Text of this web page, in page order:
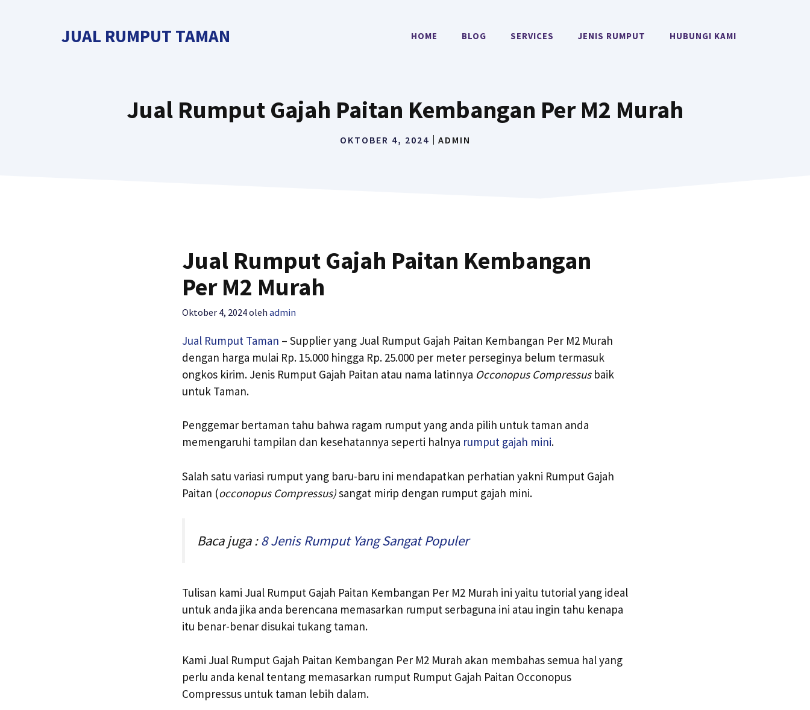
JUAL RUMPUT TAMAN HOME BLOG SERVICES JENIS RUMPUT HUBUNGI KAMI
Jual Rumput Gajah Paitan Kembangan Per M2 Murah
OKTOBER 4, 2024 ADMIN
Jual Rumput Gajah Paitan Kembangan
Per M2 Murah
Oktober 4, 2024oleh admin
Jual Rumput Taman – Supplier yang Jual Rumput Gajah Paitan Kembangan Per M2 Murah
dengan harga mulai Rp. 15.000 hingga Rp. 25.000 per meter perseginya belum termasuk
ongkos kirim. Jenis Rumput Gajah Paitan atau nama latinnya Occonopus Compressusbaik
untuk Taman.
Penggemar bertaman tahu bahwa ragam rumput yang anda pilih untuk taman anda
memengaruhi tampilan dan kesehatannya seperti halnya rumput gajah mini.
Salah satu variasi rumput yang baru-baru ini mendapatkan perhatian yakni Rumput Gajah
Paitan (occonopus Compressus)sangat mirip dengan rumput gajah mini.
Baca juga :8 Jenis Rumput Yang Sangat Populer
Tulisan kami Jual Rumput Gajah Paitan Kembangan Per M2 Murah ini yaitu tutorial yang ideal
untuk anda jika anda berencana memasarkan rumput serbaguna ini atau ingin tahu kenapa
itu benar-benar disukai tukang taman.
Kami Jual Rumput Gajah Paitan Kembangan Per M2 Murah akan membahas semua hal yang
perlu anda kenal tentang memasarkan rumput Rumput Gajah Paitan Occonopus
Compressus untuk taman lebih dalam.